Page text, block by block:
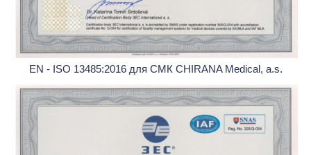
EN - ISO 13485:2016 для СМК CHIRANA Medical, a.s.